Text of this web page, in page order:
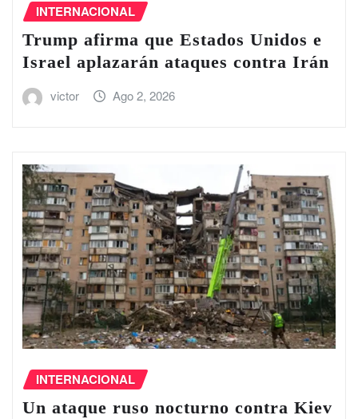
INTERNACIONAL
Trump afirma que Estados Unidos e
Israel aplazarán ataques contra Irán
victor Ago 2, 2026
INTERNACIONAL
Un ataque ruso nocturno contra Kiev